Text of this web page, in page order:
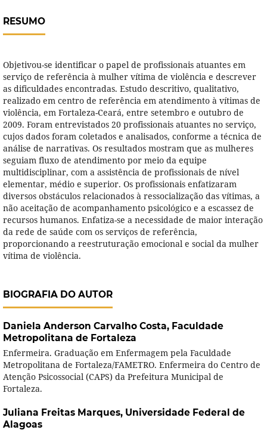
RESUMO
Objetivou-se identificar o papel de profissionais atuantes em
serviço de referência à mulher vítima de violência e descrever
as dificuldades encontradas. Estudo descritivo, qualitativo,
realizado em centro de referência em atendimento à vítimas de
violência, em Fortaleza-Ceará, entre setembro e outubro de
2009. Foram entrevistados 20 profissionais atuantes no serviço,
cujos dados foram coletados e analisados, conforme a técnica de
análise de narrativas. Os resultados mostram que as mulheres
seguiam fluxo de atendimento por meio da equipe
multidisciplinar, com a assistência de profissionais de nível
elementar, médio e superior. Os profissionais enfatizaram
diversos obstáculos relacionados à ressocialização das vítimas, a
não aceitação de acompanhamento psicológico e a escassez de
recursos humanos. Enfatiza-se a necessidade de maior interação
da rede de saúde com os serviços de referência,
proporcionando a reestruturação emocional e social da mulher
vítima de violência.
BIOGRAFIA DO AUTOR
Daniela Anderson Carvalho Costa, Faculdade
Metropolitana de Fortaleza
Enfermeira. Graduação em Enfermagem pela Faculdade
Metropolitana de Fortaleza/FAMETRO. Enfermeira do Centro de
Atenção Psicossocial (CAPS) da Prefeitura Municipal de
Fortaleza.
Juliana Freitas Marques, Universidade Federal de
Alagoas